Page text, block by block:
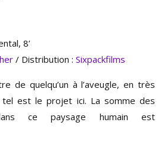
8’
/ Distribution : Sixpackfilms
de quelqu’un à l’aveugle, en très
est le projet ici. La somme des
ce paysage humain est